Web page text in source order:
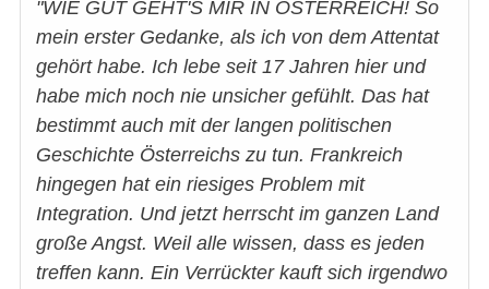
"WIE GUT GEHT'S MIR IN ÖSTERREICH! So
mein erster Gedanke, als ich von dem Attentat
gehört habe. Ich lebe seit 17 Jahren hier und
habe mich noch nie unsicher gefühlt. Das hat
bestimmt auch mit der langen politischen
Geschichte Österreichs zu tun. Frankreich
hingegen hat ein riesiges Problem mit
Integration. Und jetzt herrscht im ganzen Land
große Angst. Weil alle wissen, dass es jeden
treffen kann. Ein Verrückter kauft sich irgendwo